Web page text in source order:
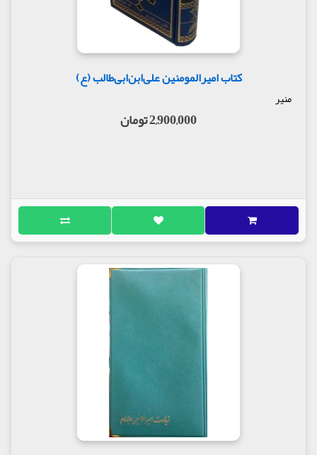
کتاب امیرالمومنین علی‌ابن‌ابی‌طالب (ع)
منیر
2,900,000 تومان